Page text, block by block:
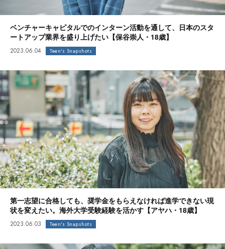
ベンチャーキャピタルでのインターン活動を通して、日本のスタ
ートアップ業界を盛り上げたい【保谷崇人・18歳】
2023.06.04 Teen's Snapshots
第一志望に合格しても、奨学金をもらえなければ進学できない現
状を変えたい。海外大学受験経験を活かす【アヤハ・18歳】
2023.06.03 Teen's Snapshots